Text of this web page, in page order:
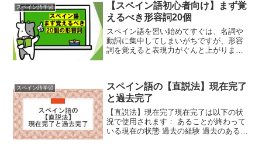
スペイン語学習
【スペイン語初心者向け】まず覚
えるべき形容詞20個
スペイン語を習い始めてすぐは、名詞や
動詞に集中してしまいがちですが、形容
詞を覚えると表現力がぐんと上がりま
という状況になります。形容...
スペイン語学習
スペイン語の【直説法】現在完了
と過去完了
【直説法】現在完了現在完了は以下の状
況で使用されます： あることが終わって
いる現在の状態 過去の経験 過去のある時